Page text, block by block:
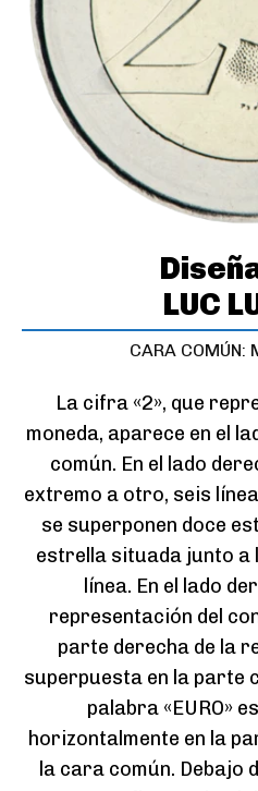
LUC
CARA COMÚN:
La cifra «2», que
moneda, aparece en el
común. En el lado
extremo a otro, seis
se superponen doce
estrella situada junto a
línea. En el lado
representación del
parte derecha de la
superpuesta en la parte
palabra «EURO»
horizontalmente en la
la cara común. Debajo